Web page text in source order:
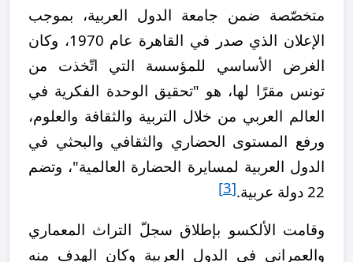
متخصّصة ضمن جامعة الدول العربية، بموجب
الإعلان الذي صدر في القاهرة عام 1970، وكان
الغرض الأساسي للمؤسسة التي اتّخذت من
تونس مقرًا لها، هو "تحقيق الوحدة الفكرية في
العالم العربي من خلال التربية والثقافة والعلوم،
ورفع المستوى الحضاري والثقافي والبحثي في
الدول العربية لمسايرة الحضارة العالمية"، وتضم
22 دولة عربية.
[3]
وقامت الألكسو بإطلاق سجلّ التراث المعماري
والعمراني في الدول العربية وكان الهدف منه